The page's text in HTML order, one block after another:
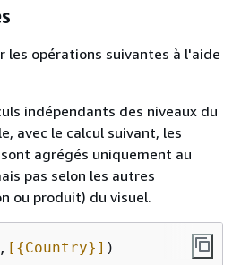
les opérations suivantes à l'aide
indépendants des niveaux du
avec le calcul suivant, les
agrégés uniquement au
pas selon les autres
ou produit) du visuel.
[ {Country}] )